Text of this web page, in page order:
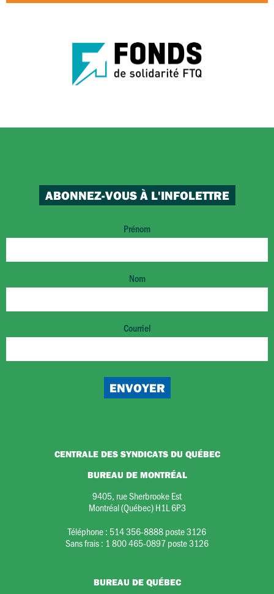
ABONNEZ-VOUS À L'INFOLETTRE
Prénom
Nom
Courriel
CENTRALE DES SYNDICATS DU QUÉBEC
BUREAU DE MONTRÉAL
9405, rue Sherbrooke Est
Montréal (Québec) H1L 6P3
Téléphone : 514 356-8888 poste 3126
Sans frais : 1 800 465-0897 poste 3126
BUREAU DE QUÉBEC